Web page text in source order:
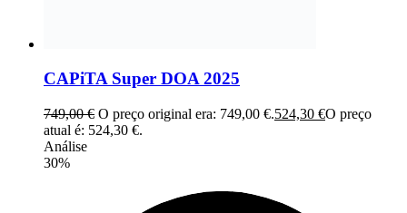
CAPiTA Super DOA 2025
749,00€ O preço original era: 749,00 €.524,30 €O preço
atual é: 524,30 €.
Análise
30%